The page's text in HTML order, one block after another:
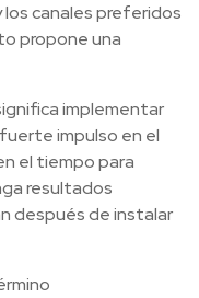
canales preferidos
propone una
implementar
impulso en el
el tiempo para
resultados
después de instalar